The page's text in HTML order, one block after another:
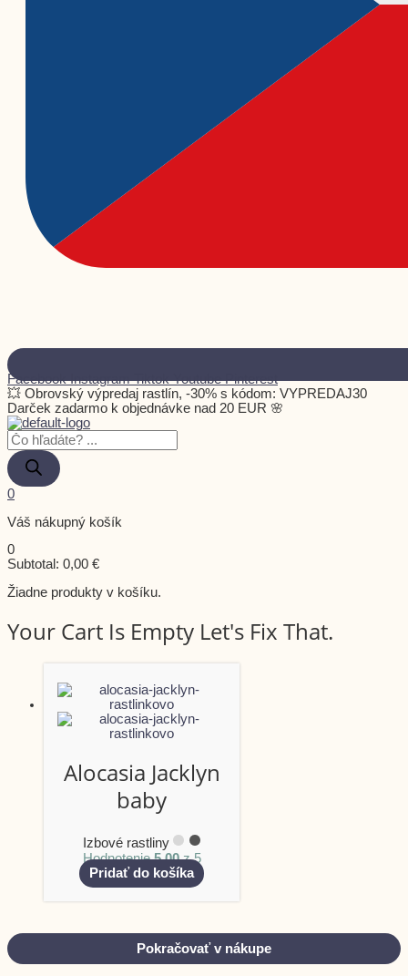
Facebook Instagram Tiktok Youtube Pinterest
💥 Obrovský výpredaj rastlín, -30% s kódom: VYPREDAJ30
Darček zadarmo k objednávke nad 20 EUR 🌸
0
Váš nákupný košík
0
Subtotal: 0,00 €
Žiadne produkty v košíku.
Your Cart Is Empty Let's Fix That.
Alocasia Jacklyn
baby
Izbové rastliny
Hodnotenie5.00z 5
Pridať do košíka
Pokračovať v nákupe